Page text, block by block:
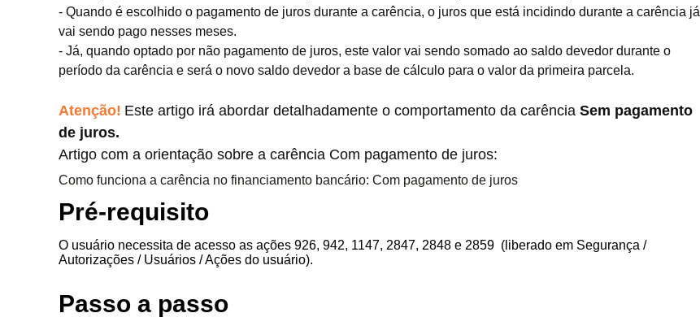
- Quando é escolhido o pagamento de juros durante a carência, o juros que está incidindo durante a carência já
vai sendo pago nesses meses.
- Já, quando optado por não pagamento de juros, este valor vai sendo somado ao saldo devedor durante o
período da carência e será o novo saldo devedor a base de cálculo para o valor da primeira parcela.
Atenção! Este artigo irá abordar detalhadamente o comportamento da carência Sem pagamento
de juros.
Artigo com a orientação sobre a carência Com pagamento de juros:
Como funciona a carência no financiamento bancário: Com pagamento de juros
Pré-requisito
O usuário necessita de acesso as ações 926, 942, 1147, 2847, 2848 e 2859 (liberado em Segurança /
Autorizações / Usuários / Ações do usuário).
Passo a passo